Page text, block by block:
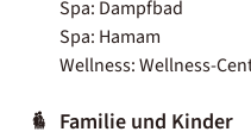
Spa: Dampfbad
Spa: Hamam
Wellness: Wellness-
Familie und Kinder